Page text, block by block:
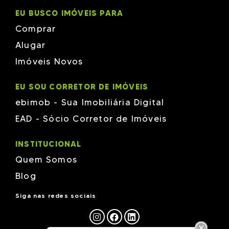
Schmitz
Tatacon
Versatille
Vieira & Moresco
W Empreendimentos
ZANELLA
EU BUSCO IMÓVEIS PARA
Comprar
Alugar
Imóveis Novos
EU SOU CORRETOR DE IMÓVEIS
ebimob - Sua Imobiliária Digital
EAD - Sócio Corretor de Imóveis
INSTITUCIONAL
Quem Somos
Blog
Siga nas redes sociais